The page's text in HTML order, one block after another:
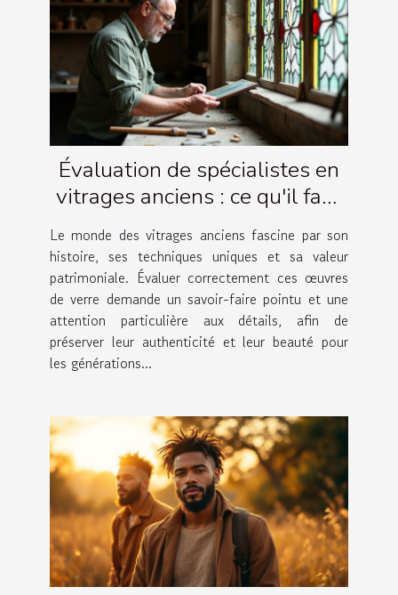
Évaluation de spécialistes en
vitrages anciens : ce qu'il faut
savoir
Le monde des vitrages anciens fascine par son
histoire, ses techniques uniques et sa valeur
patrimoniale. Évaluer correctement ces œuvres
de verre demande un savoir-faire pointu et une
attention particulière aux détails, afin de
préserver leur authenticité et leur beauté pour
les générations...